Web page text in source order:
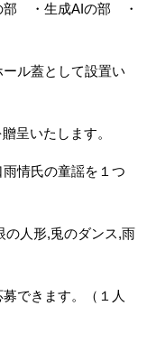
部 ・生成AIの部 ・
ル蓋として設置い
いたします。
情氏の童謡を１つ
の人形,兎のダンス,雨
できます。（１人